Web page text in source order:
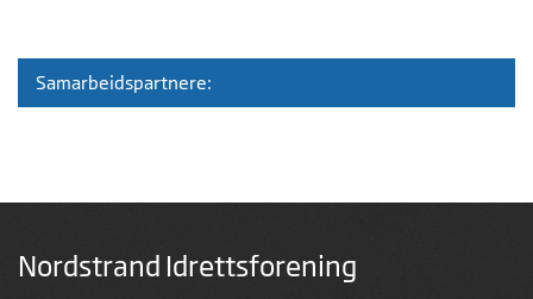
Samarbeidspartnere:
Nordstrand Idrettsforening